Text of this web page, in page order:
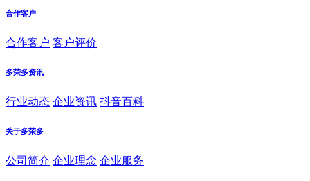
合作客户
合作客户 客户评价
多荣多资讯
行业动态 企业资讯 抖音百科
关于多荣多
公司简介 企业理念 企业服务